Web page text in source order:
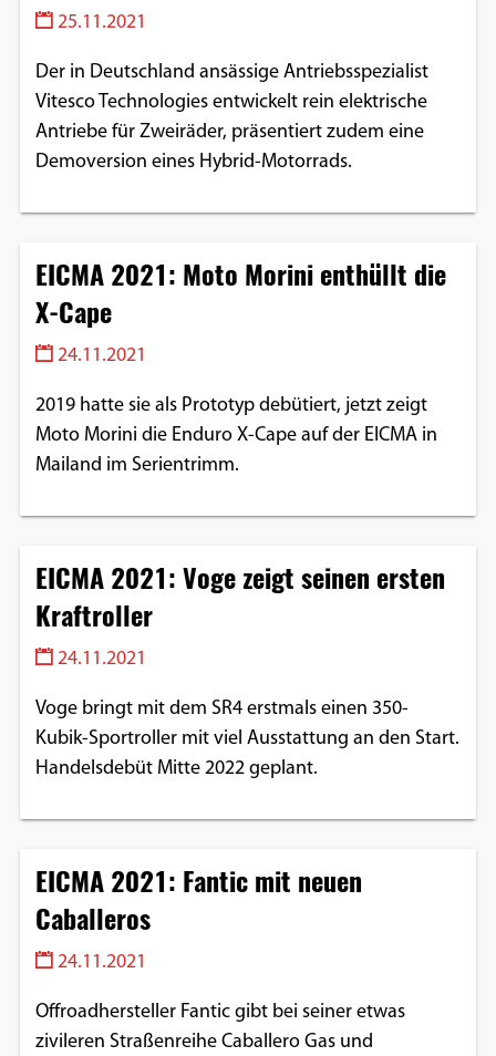
25.11.2021
Der in Deutschland ansässige Antriebsspezialist
Vitesco Technologies entwickelt rein elektrische
Antriebe für Zweiräder, präsentiert zudem eine
Demoversion eines Hybrid-Motorrads.
EICMA 2021: Moto Morini enthüllt die
X-Cape
24.11.2021
2019 hatte sie als Prototyp debütiert, jetzt zeigt
Moto Morini die Enduro X-Cape auf der EICMA in
Mailand im Serientrimm.
EICMA 2021: Voge zeigt seinen ersten
Kraftroller
24.11.2021
Voge bringt mit dem SR4 erstmals einen 350-
Kubik-Sportroller mit viel Ausstattung an den Start.
Handelsdebüt Mitte 2022 geplant.
EICMA 2021: Fantic mit neuen
Caballeros
24.11.2021
Offroadhersteller Fantic gibt bei seiner etwas
zivileren Straßenreihe Caballero Gas und